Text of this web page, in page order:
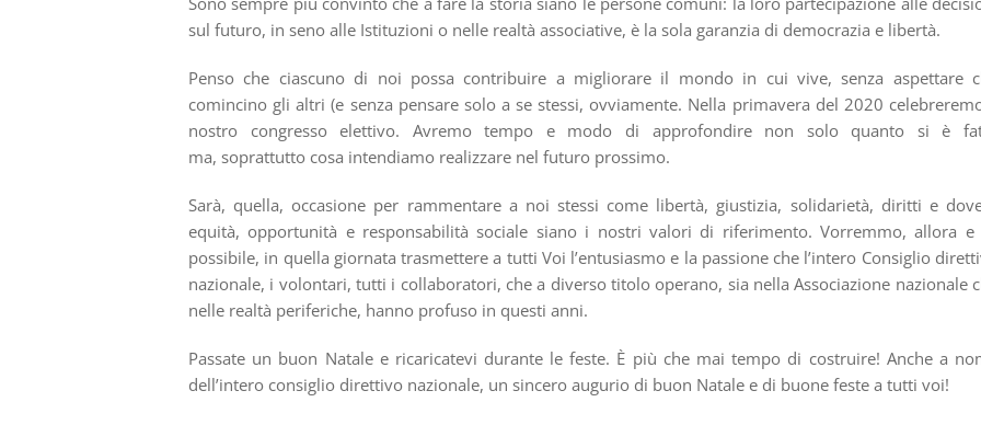
sul futuro, in seno alle Istituzioni o nelle realtà associative, è la sola garanzia di democrazia e libertà.
Penso che ciascuno di noi possa contribuire a migliorare il mondo in cui vive, senza aspettare
comincino gli altri (e senza pensare solo a se stessi, ovviamente. Nella primavera del 2020
nostro congresso elettivo. Avremo tempo e modo di approfondire non solo quanto si è
ma, soprattutto cosa intendiamo realizzare nel futuro prossimo.
Sarà, quella, occasione per rammentare a noi stessi come libertà, giustizia, solidarietà, diritti e
equità, opportunità e responsabilità sociale siano i nostri valori di riferimento. Vorremmo, allora e
possibile, in quella giornata trasmettere a tutti Voi l’entusiasmo e la passione che l’intero Consiglio
nazionale, i volontari, tutti i collaboratori, che a diverso titolo operano, sia nella Associazione nazionale
nelle realtà periferiche, hanno profuso in questi anni.
Passate un buon Natale e ricaricatevi durante le feste. È più che mai tempo di costruire! Anche a
dell’intero consiglio direttivo nazionale, un sincero augurio di buon Natale e di buone feste a tutti voi!